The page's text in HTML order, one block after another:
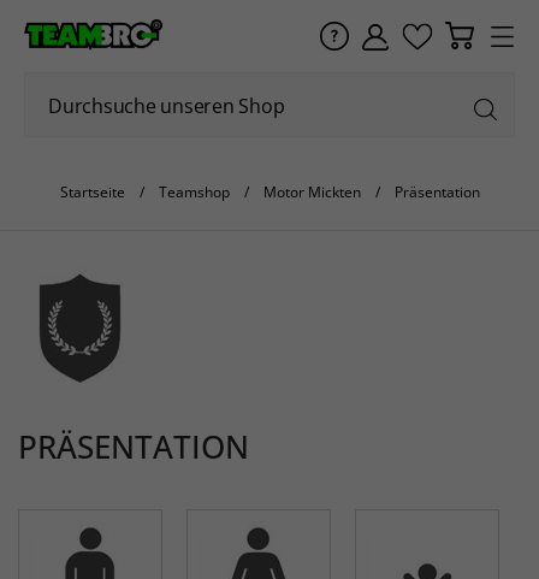
Startseite Teamshop Motor Mickten Präsentation
PRÄSENTATION